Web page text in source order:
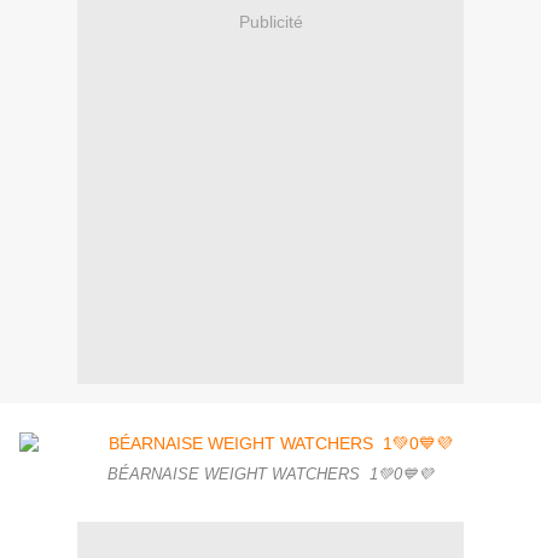
Publicité
BÉARNAISE WEIGHT WATCHERS 1💚0💙💜